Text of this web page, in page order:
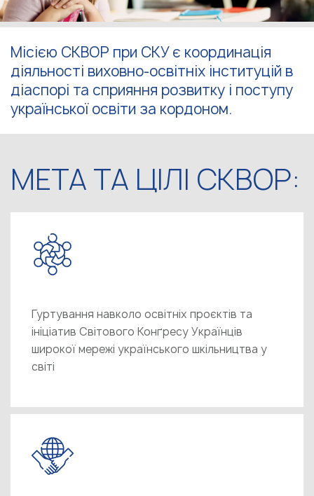
Місією СКВОР при СКУ є координація
діяльності виховно-освітніх інституцій в
діаспорі та сприяння розвитку і поступу
української освіти за кордоном.
МЕТА ТА ЦІЛІ СКВОР:
Гуртування навколо освітніх проєктів та
ініціатив Світового Конґресу Українців
широкої мережі українського шкільництва у
світі